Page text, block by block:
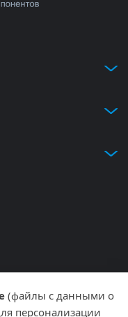
(файлы с данными о
персонализации